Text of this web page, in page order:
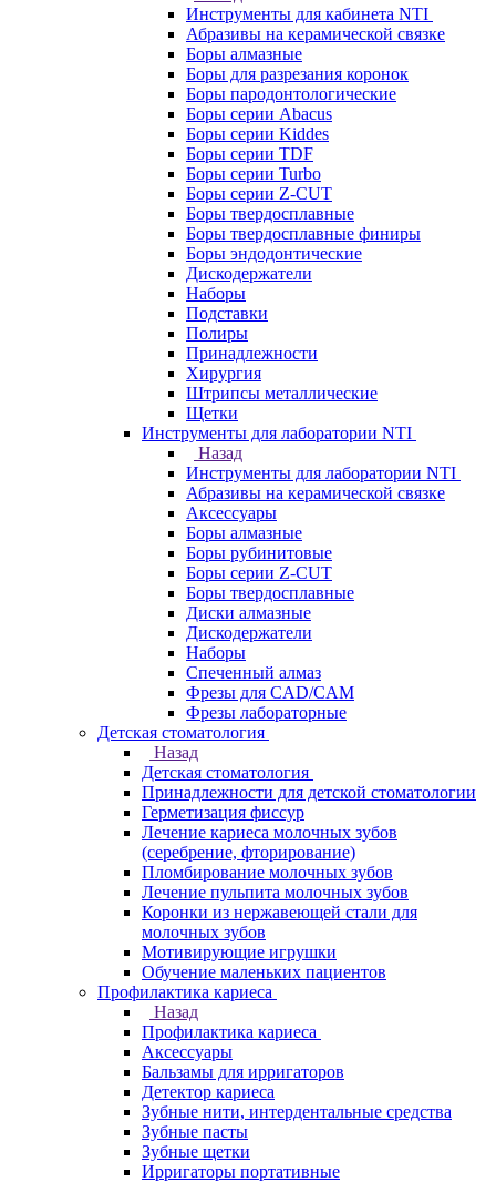
Инструменты для кабинета NTI
Абразивы на керамической связке
Боры алмазные
Боры для разрезания коронок
Боры пародонтологические
Боры серии Abacus
Боры серии Kiddes
Боры серии TDF
Боры серии Turbo
Боры серии Z-CUT
Боры твердосплавные
Боры твердосплавные финиры
Боры эндодонтические
Дискодержатели
Наборы
Подставки
Полиры
Принадлежности
Хирургия
Штрипсы металлические
Щетки
Инструменты для лаборатории NTI
Назад
Инструменты для лаборатории NTI
Абразивы на керамической связке
Аксессуары
Боры алмазные
Боры рубинитовые
Боры серии Z-CUT
Боры твердосплавные
Диски алмазные
Дискодержатели
Наборы
Спеченный алмаз
Фрезы для CAD/CAM
Фрезы лабораторные
Детская стоматология
Назад
Детская стоматология
Принадлежности для детской стоматологии
Герметизация фиссур
Лечение кариеса молочных зубов
(серебрение, фторирование)
Пломбирование молочных зубов
Лечение пульпита молочных зубов
Коронки из нержавеющей стали для
молочных зубов
Мотивирующие игрушки
Обучение маленьких пациентов
Профилактика кариеса
Назад
Профилактика кариеса
Аксессуары
Бальзамы для ирригаторов
Детектор кариеса
Зубные нити, интердентальные средства
Зубные пасты
Зубные щетки
Ирригаторы портативные